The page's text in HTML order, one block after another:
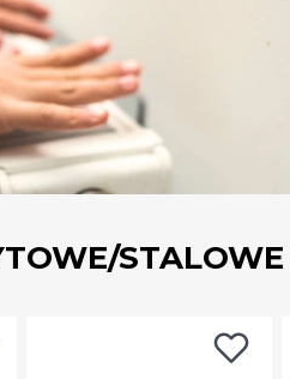
STALOWE